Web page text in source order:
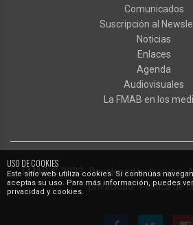
USO DE COOKIES
Este sitio web utiliza cookies. Si continúas
aceptas su uso. Para más información, puedes
privacidad y cookies.
Comunicados
Suscripción al
Noticias
Enlaces
Agenda
Audiovisuales
La FMAB en los
FMAB© 2023·Developed byIxotype·
privacidad·Política de